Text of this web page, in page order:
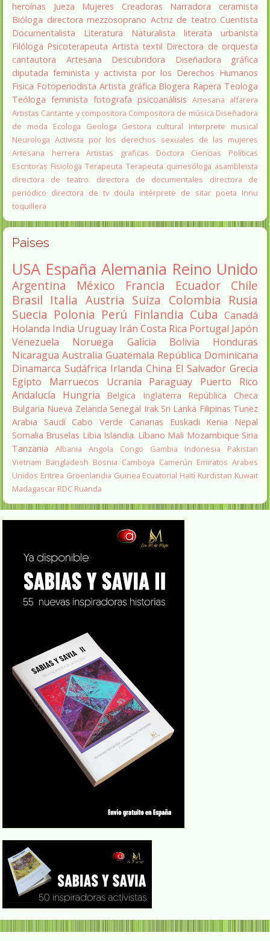
heroínas
Jueza Mujeres Creadoras Narradora
ceramista
Bióloga directora mezzosoprano Actriz de teatro Cuentista
Documentalista
Literatura Naturalista literata
urbanista
Filóloga Psicoterapeuta Artista textil Directora de orquesta
cantautora
Artesana Descubridora
Diseñadora gráfica
diputada feminista y activista por los Derechos Humanos
Fisica Fotoperiodista Artista gráfica Blogera Rapera Teologa
Teóloga feminista fotografa psicoanálisis Artesana alfarera
Artistas Cantante y compositora Compositora de música Diseñadora
de moda
Ecologa Geologa Gestora cultural
Interprete musical
Neurologa Activista por los derechos sexuales de las mujeres
Artesana herrera
Artistas graficas
Doctora Ciencias Políticas
Escritoras Fisiologa Terapeuta Terapeuta quinesóloga asambleista
directora de teatro.
directora de documentales
directora de
periódico directora de tv doula intérprete de sitar poeta Innu
toquillera
Paises
USA España Alemania Reino Unido
Argentina México Francia Ecuador
Chile
Brasil Italia Austria Suiza Colombia Rusia
Suecia Polonia Perú Finlandia Cuba Canadá
Holanda India Uruguay Irán Costa Rica Portugal Japón
Venezuela
Noruega Galicia Bolivia
Honduras
Nicaragua Australia Guatemala República Dominicana
Dinamarca Sudáfrica Irlanda China El Salvador Grecia
Egipto
Marruecos Ucrania Paraguay
Puerto Rico
Andalucía
Hungria Belgica Inglaterra
República Checa
Bulgaria Nueva Zelanda Senegal Irak Sri Lanka Filipinas Tunez
Arabia Saudí Cabo Verde Canarias Euskadi Kenia
Nepal
Somalia Bruselas Libia Islandia. Líbano Mali Mozambique Siria
Tanzania
Albania Angola Congo Gambia Indonesia
Pakistan
Vietnam Bangladesh Bosnia Camboya Camerún Emiratos Arabes
Unidos Eritrea Groenlandia Guinea Ecuatorial Haití Kurdistan Kuwait
Madagascar RDC Ruanda